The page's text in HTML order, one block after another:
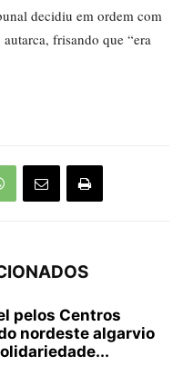
decidiu em ordem com
frisando que “era
pelos Centros
nordeste algarvio